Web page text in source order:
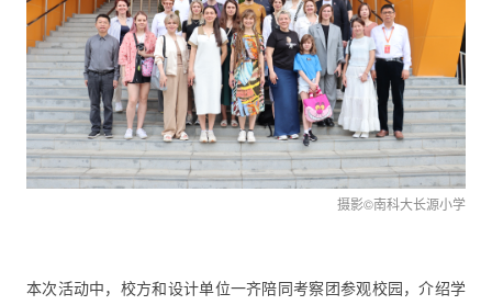
摄影©南科大长源小学
本次活动中，校方和设计单位一齐陪同考察团参观校园，介绍学